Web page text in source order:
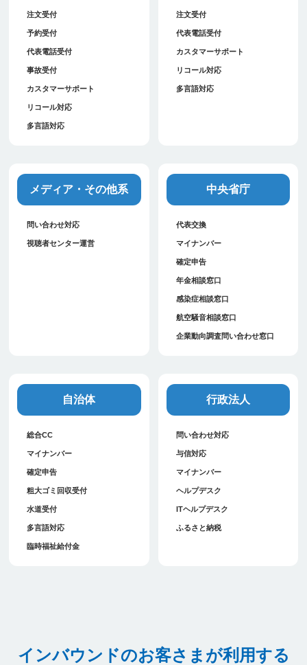
注文受付
予約受付
代表電話受付
事故受付
カスタマーサポート
リコール対応
多言語対応
注文受付
代表電話受付
カスタマーサポート
リコール対応
多言語対応
メディア・その他系
問い合わせ対応
視聴者センター運営
中央省庁
代表交換
マイナンバー
確定申告
年金相談窓口
感染症相談窓口
航空騒音相談窓口
企業動向調査問い合わせ窓口
自治体
総合CC
マイナンバー
確定申告
粗大ゴミ回収受付
水道受付
多言語対応
臨時福祉給付金
行政法人
問い合わせ対応
与信対応
マイナンバー
ヘルプデスク
ITヘルプデスク
ふるさと納税
インバウンドのお客さまが利用する